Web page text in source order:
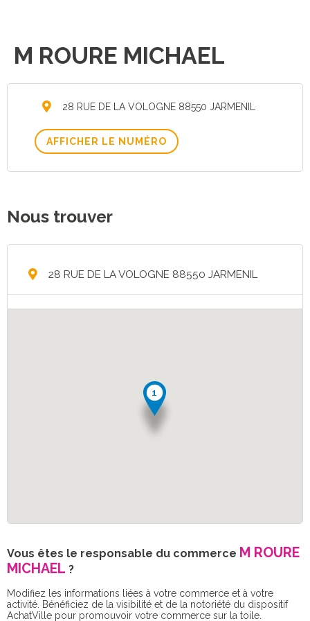
M ROURE MICHAEL
28 RUE DE LA VOLOGNE 88550 JARMENIL
AFFICHER LE NUMÉRO
Nous trouver
28 RUE DE LA VOLOGNE 88550 JARMENIL
Vous êtes le responsable du commerce M ROURE
MICHAEL ?
Modifiez les informations liées à votre commerce et à votre
activité. Bénéficiez de la visibilité et de la notoriété du dispositif
AchatVille pour promouvoir votre commerce sur la toile.